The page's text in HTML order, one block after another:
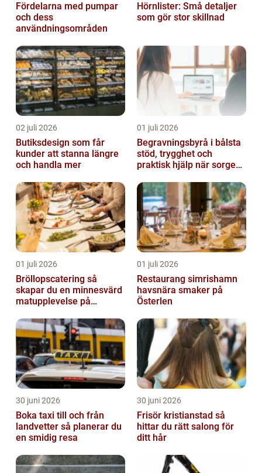
Fördelarna med pumpar
och dess
användningsområden
Hörnlister: Små detaljer
som gör stor skillnad
02 juli 2026
Butiksdesign som får
kunder att stanna längre
och handla mer
01 juli 2026
Begravningsbyrå i bålsta
stöd, trygghet och
praktisk hjälp när sorgen
01 juli 2026
Bröllopscatering så
skapar du en minnesvärd
matupplevelse på
01 juli 2026
Restaurang simrishamn
havsnära smaker på
Österlen
30 juni 2026
Boka taxi till och från
landvetter så planerar du
en smidig resa
30 juni 2026
Frisör kristianstad så
hittar du rätt salong för
ditt hår